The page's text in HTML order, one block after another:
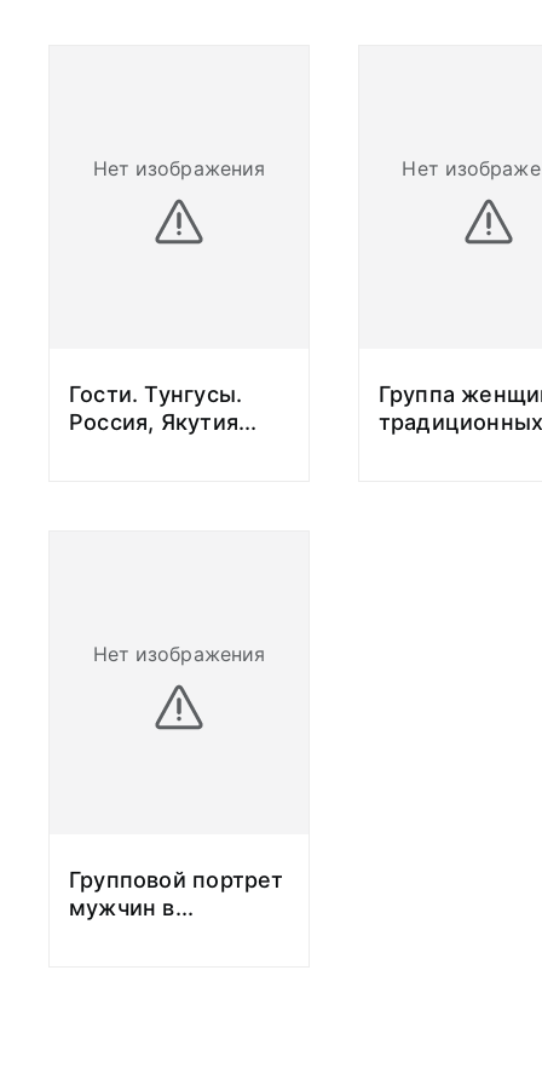
Нет изображения
Гости. Тунгусы.
Россия, Якутия...
Нет
Группа
Нет изображения
Групповой портрет
мужчин в...